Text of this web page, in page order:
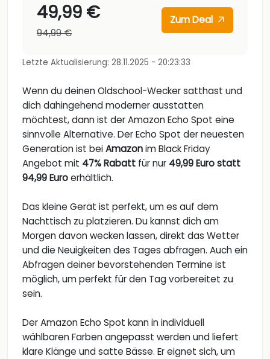
49,99 €
94,99 €
Zum Deal
Letzte Aktualisierung: 28.11.2025 - 20:23:33
Wenn du deinen Oldschool-Wecker satthast und
dich dahingehend moderner ausstatten
möchtest, dann ist der Amazon Echo Spot eine
sinnvolle Alternative. Der Echo Spot der neuesten
Generation ist beiAmazonim Black Friday
Angebot mit 47% Rabatt für nur 49,99 Euro statt
94,99 Euroerhältlich.
Das kleine Gerät ist perfekt, um es auf dem
Nachttisch zu platzieren. Du kannst dich am
Morgen davon wecken lassen, direkt das Wetter
und die Neuigkeiten des Tages abfragen. Auch ein
Abfragen deiner bevorstehenden Termine ist
möglich, um perfekt für den Tag vorbereitet zu
sein.
Der Amazon Echo Spot kann in individuell
wählbaren Farben angepasst werden und liefert
klare Klänge und satte Bässe. Er eignet sich, um